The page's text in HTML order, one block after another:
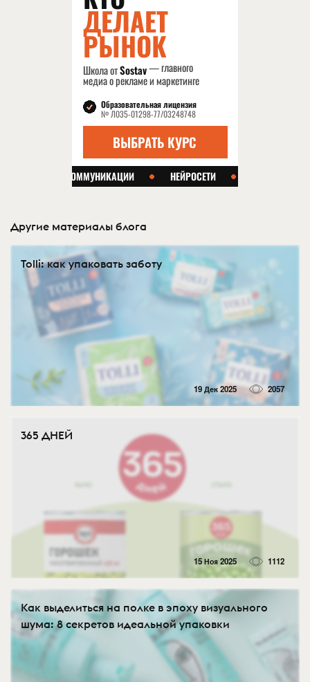
Другие материалы блога
Tolli: как упаковать заботу
19 Дек 2025 2057
365 ДНЕЙ
15 Ноя 2025 1112
Как выделиться на полке в эпоху визуального
шума: 8 секретов идеальной упаковки